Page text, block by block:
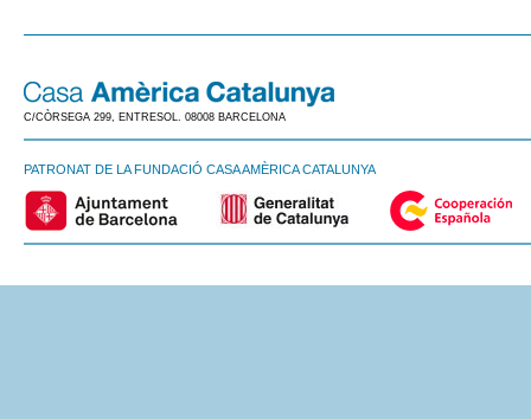
C/CÒRSEGA 299, ENTRESOL. 08008 BARCELONA
PATRONAT DE LA FUNDACIÓ CASA AMÈRICA CATALUNYA